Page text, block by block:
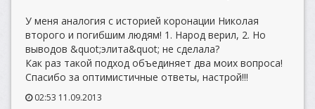
У меня аналогия с историей коронации Николая
второго и погибшим людям! 1. Народ верил, 2. Но
выводов &quot;элита&quot; не сделала?
Как раз такой подход объединяет два моих вопроса!
Спасибо за оптимистичные ответы, настрой!!!
02:53 11.09.2013